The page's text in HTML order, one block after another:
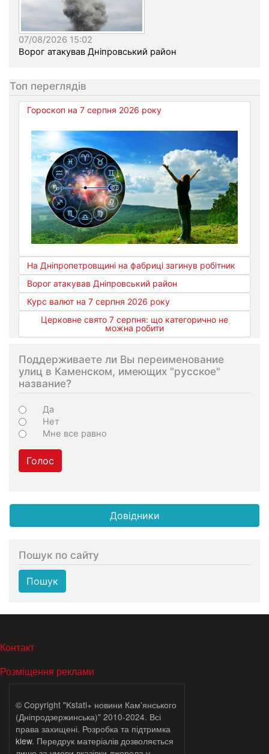
07/08/2026 15:02
Ворог атакував Дніпровський район
Топ переглядів
Гороскоп на 7 серпня 2026 року
На Дніпропетровщині на фабриці загинув робітник
Ворог атакував Дніпровський район
Курс валют на 7 серпня 2026 року
Церковне свято 7 серпня: що категорично не
можна робити
Поддерживаете ли Вы переименование
улиц в Каменском, имеющих "русское"
название?
Варіанти
Да
Нет
Мне все равно
Голос
Довідники
Пошук по сайту
Пошук
МЕНЮ В ПОДВАЛЕ
Контакт
Розміщення реклами
© Copyright "Kstati+ новини Кам'янського
(Дніпродзержинська)" 2010-2024. Всі
права захищені. Розробка та підтримка
klew. Передрук матеріалів дозволяється